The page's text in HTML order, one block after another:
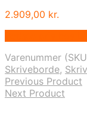
2.909,00 kr.
Varenummer
Skriveborde,
Previous Product
Next Product